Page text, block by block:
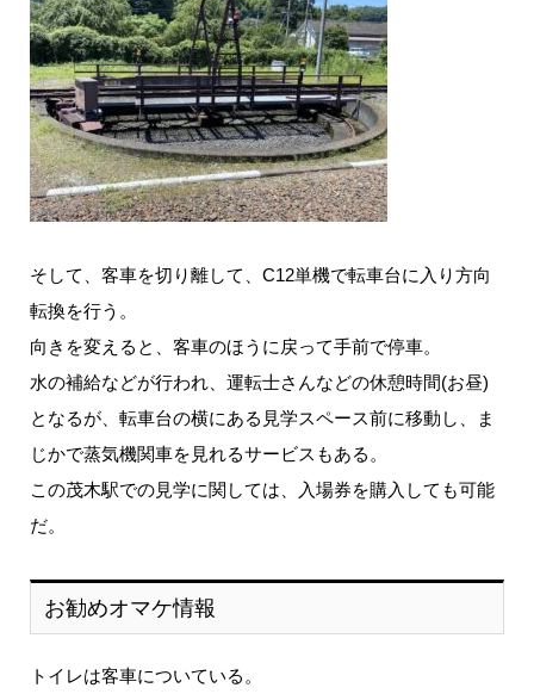
そして、客車を切り離して、C12単機で転車台に入り方向
転換を行う。
向きを変えると、客車のほうに戻って手前で停車。
水の補給などが行われ、運転士さんなどの休憩時間(お昼)
となるが、転車台の横にある見学スペース前に移動し、ま
じかで蒸気機関車を見れるサービスもある。
この茂木駅での見学に関しては、入場券を購入しても可能
だ。
お勧めオマケ情報
トイレは客車についている。